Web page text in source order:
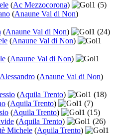
(Ac Mezzocorona) 1 (5)
(Anaune Val di Non)
(Anaune Val di Non) 1 (24)
(Anaune Val di Non)
1
(Anaune Val di Non)
1
(Anaune Val di Non)
(Aquila Trento) 1 (18)
(Aquila Trento) 1 (7)
(Aquila Trento) 1 (15)
(Aquila Trento) 1 (26)
Michele (Aquila Trento)
1